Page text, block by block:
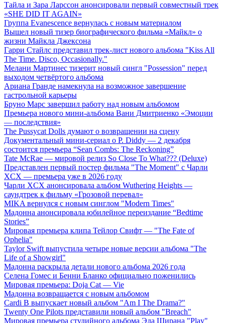
Тайла и Зара Ларссон анонсировали первый совместный трек
«SHE DID IT AGAIN»
Группа Evanescence вернулась с новым материалом
Вышел новый тизер биографического фильма «Майкл» о
жизни Майкла Джексона
Гарри Стайлс представил трек-лист нового альбома "Kiss All
The Time. Disco, Occasionally."
Мелани Мартинес тизерит новый сингл "Possession" перед
выходом четвёртого альбома
Ариана Гранде намекнула на возможное завершение
гастрольной карьеры
Бруно Марс завершил работу над новым альбомом
Премьера нового мини-альбома Вани Дмитриенко «Эмоции
— последствия»
The Pussycat Dolls думают о возвращении на сцену
Документальный мини-сериал о P. Diddy — 2 декабря
состоится премьера “Sean Combs: The Reckoning”
Tate McRae — мировой релиз So Close To What??? (Deluxe)
Представлен первый постер фильма "The Moment" с Чарли
XCX — премьера уже в 2026 году
Чарли XCX анонсировала альбом Wuthering Heights —
саундтрек к фильму «Грозовой перевал»
MIKA вернулся с новым синглом "Modern Times"
Мадонна анонсировала юбилейное переиздание “Bedtime
Stories”
Мировая премьера клипа Тейлор Свифт — "The Fate of
Ophelia"
Taylor Swift выпустила четыре новые версии альбома "The
Life of a Showgirl"
Мадонна раскрыла детали нового альбома 2026 года
Селена Гомес и Бенни Бланко официально поженились
Мировая премьера: Doja Cat — Vie
Мадонна возвращается с новым альбомом
Cardi B выпускает новый альбом "Am I The Drama?"
Twenty One Pilots представили новый альбом "Breach"
Мировая премьера студийного альбома Эда Ширана "Play"